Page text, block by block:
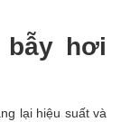
bẫy hơi
lại hiệu suất và